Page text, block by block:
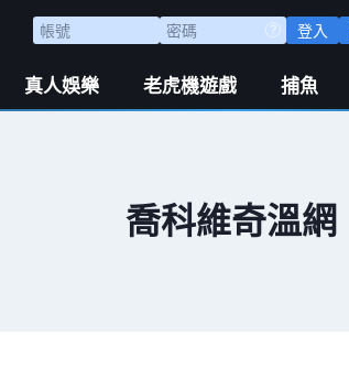
登入
真人娛樂 老虎機遊戲 捕魚
喬科維奇溫網